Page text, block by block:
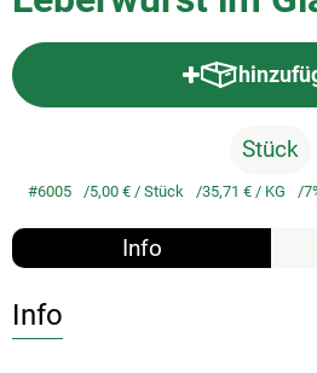
Stück
#6005 5,00 € / Stück 35,71 € / KG
Info
Info